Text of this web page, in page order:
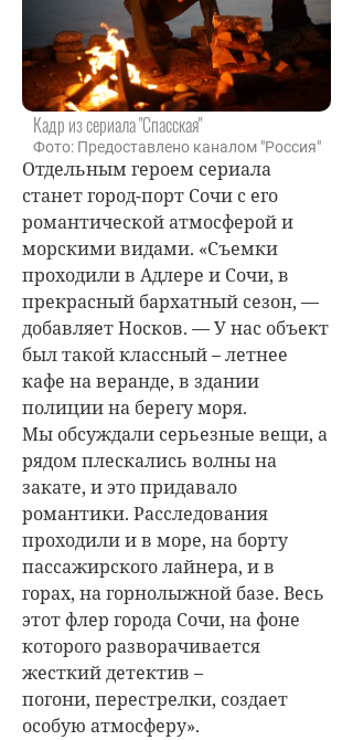
Кадр из сериала "Спасская"
Фото: Предоставлено каналом "Россия"
Отдельным героем сериала
станет город-порт Сочи с его
романтической атмосферой и
морскими видами. «Съемки
проходили в Адлере и Сочи, в
прекрасный бархатный сезон, —
добавляет Носков. — У нас объект
был такой классный – летнее
кафе на веранде, в здании
полиции на берегу моря.
Мы обсуждали серьезные вещи, а
рядом плескались волны на
закате, и это придавало
романтики. Расследования
проходили и в море, на борту
пассажирского лайнера, и в
горах, на горнолыжной базе. Весь
этот флер города Сочи, на фоне
которого разворачивается
жесткий детектив –
погони, перестрелки, создает
особую атмосферу».